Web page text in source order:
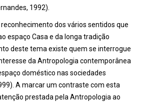
1992).
dos vários sentidos que
espaço Casa e da longa tradição
deste tema existe quem se interrogue
da Antropologia contemporânea
doméstico nas sociedades
A marcar um contraste com esta
prestada pela Antropologia ao